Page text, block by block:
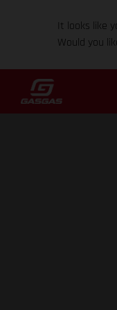
It looks like
Would you